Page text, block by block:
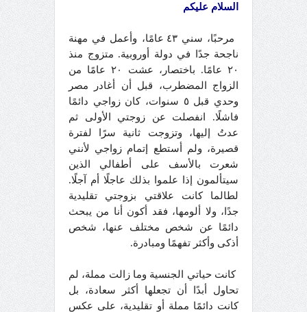
السلام عليكم
مرحبًا، سني ٤٣ عامًا، وأعمل في مهنة
ناجحة جدًا في دولة أوروبية. متزوج منذ
٢٠ عامًا. باختصار، عشت ٢٠ عامًا من
الزواج المضطرب، قبل أن أغادر مصر
وحدي قبل ٥ سنوات، كان زواجي دائمًا
فاشلًا. انفصلت عن زوجتي الأولى ثم
عدتُ إليها، وتزوجت ثانية سرًا لفترة
قصيرة، ولم أستطع إتمام زواجي لأنني
شعرت بالأسف على أطفالي الذين
سيتألمون إذا علموا بذلك عاجلًا أم آجلًا.
لطالما كانت علاقتي بزوجتي تقليدية
جدًا، ولا ألومها، فقد أكون أنا من يبحث
دائمًا عن شخص مختلف عنها، شخص
أذكى وأكثر تفهمًا ومبادرة.
كانت حياتي الجنسية وما زالت مملة، لم
تحاول أبدًا أن تجعلها أكثر سعادة، بل
كانت دائمًا مملة أو تقليدية، على عكس